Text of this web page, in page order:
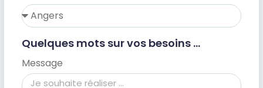
Quelques mots sur vos besoins ...
Message